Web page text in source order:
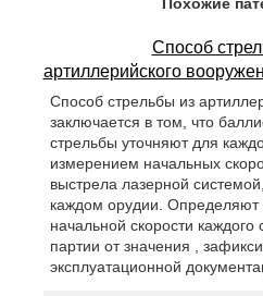
Способ
артиллерийского
Способ стрельбы из
заключается в том, что
стрельбы уточняют для
измерением начальных
выстрела лазерной
каждом орудии. Определяют
начальной скорости
партии от значения ,
эксплуатационной